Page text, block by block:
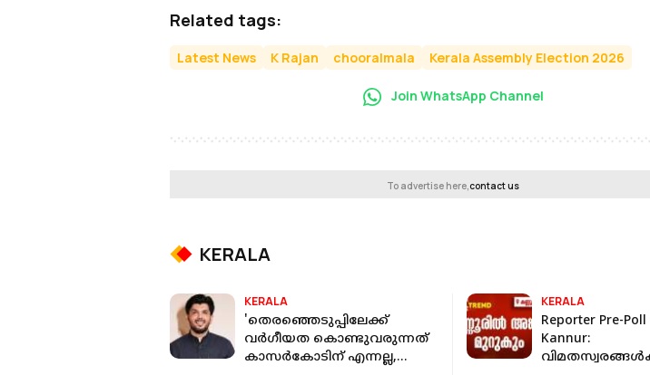
Related tags:
Latest News K Rajan chooralmala Kerala Assembly Election 2026
Join WhatsApp Channel
To advertise here,contact us
KERALA
KERALA
'തെരഞ്ഞെടുപ്പിലേക്ക്
വർഗീയത കൊണ്ടുവരുന്നത്
കാസര്‍കോടിന് എന്നല്ല,
KERALA
Reporter Pre-
Kannur: